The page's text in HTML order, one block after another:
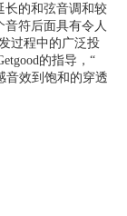
长的和弦音调和较
符后面具有令人
过程中的广泛投
的指导，“
音效到饱和的穿透